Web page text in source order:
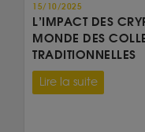
15/10/2025
L’IMPACT DES
MONDE DES
TRADITIONNELLES
Lire la suite